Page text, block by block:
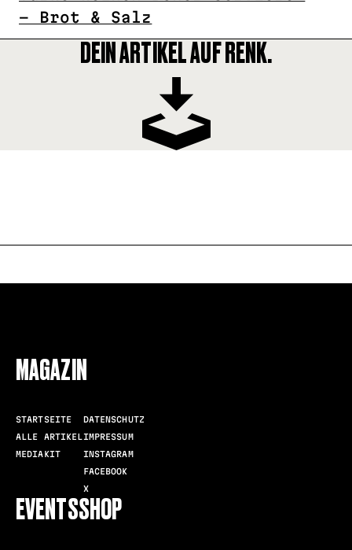
– Brot & Salz
DEIN ARTIKEL AUF RENK.
MAGAZIN
STARTSEITE
ALLE ARTIKEL
MEDIAKIT
DATENSCHUTZ
IMPRESSUM
INSTAGRAM
FACEBOOK
X
EVENTSSHOP